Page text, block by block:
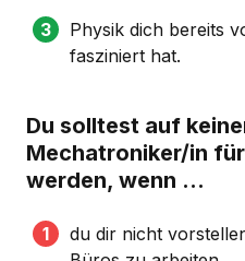
Physik dich bereits
fasziniert hat.
Du solltest auf
Mechatroniker/in
werden, wenn …
du dir nicht